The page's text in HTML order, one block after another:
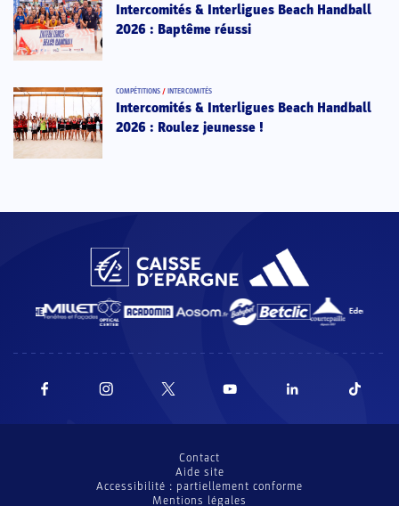
Intercomités & Interligues Beach Handball
2026 : Baptême réussi
COMPÉTITIONS / INTERCOMITÉS
Intercomités & Interligues Beach Handball
2026 : Roulez jeunesse !
Contact
Aide site
Accessibilité : partiellement conforme
Mentions légales